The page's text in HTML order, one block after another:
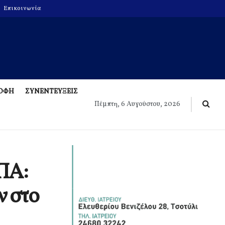
Επικοινωνία
ΣΥΝΕΝΤΕΥΞΕΙΣ
Πέμπτη, 6 Αυγούστου, 2026
στο